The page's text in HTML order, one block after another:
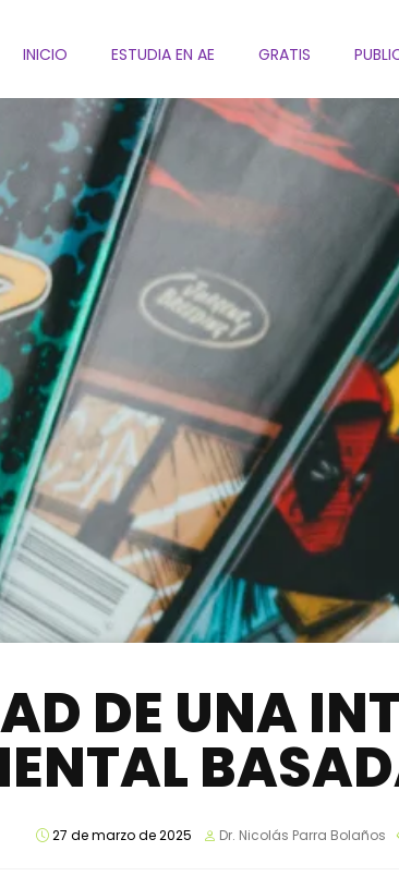
INICIO ESTUDIA EN AE GRATIS
DE UNA
27 de marzo de 2025 Dr. Nicolás Parra Bolaños